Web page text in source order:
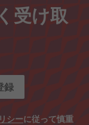
受け取
録
シーに従って慎重